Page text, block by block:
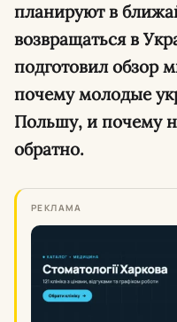
планируют в
возвращаться в
подготовил обзор
почему молодые
Польшу, и почему
обратно.
РЕКЛАМА